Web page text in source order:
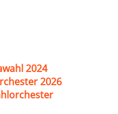
2024
2026